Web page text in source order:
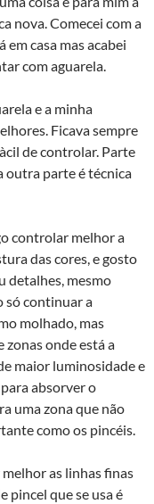
nova. Comecei com a
em casa mas acabei
com aguarela.
e a minha
Ficava sempre
de controlar. Parte
outra parte é técnica
controlar melhor a
das cores, e gosto
detalhes, mesmo
só continuar a
molhado, mas
onde está a
maior luminosidade e
absorver o
uma zona que não
como os pincéis.
as linhas finas
pincel que se usa é